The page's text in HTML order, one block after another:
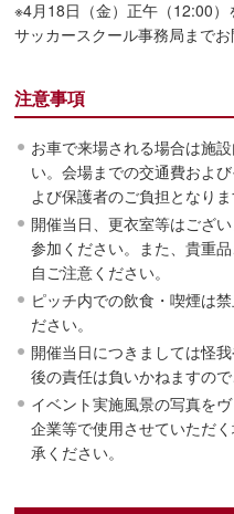
※4月18日（金）正午（12:00
サッカースクール事務局までお
注意事項
お車で来場される場合は施
い。会場までの交通費およ
よび保護者のご負担となりま
開催当日、更衣室等はござ
参加ください。また、貴重
自ご注意ください。
ピッチ内での飲食・喫煙は
ださい。
開催当日につきましては怪
後の責任は負いかねますので
イベント実施風景の写真を
企業等で使用させていただ
承ください。